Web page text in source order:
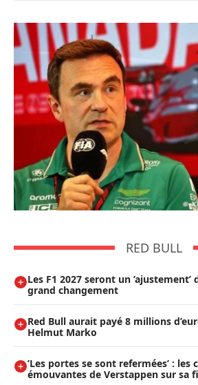
RED BULL
Les F1 2027 seront un
grand changement
Red Bull aurait payé 8 millions
Helmut Marko
’Les portes se sont refermées’ : les
émouvantes de Verstappen sur sa